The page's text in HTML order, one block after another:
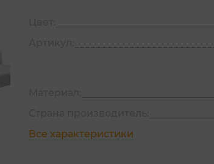
Все характеристики